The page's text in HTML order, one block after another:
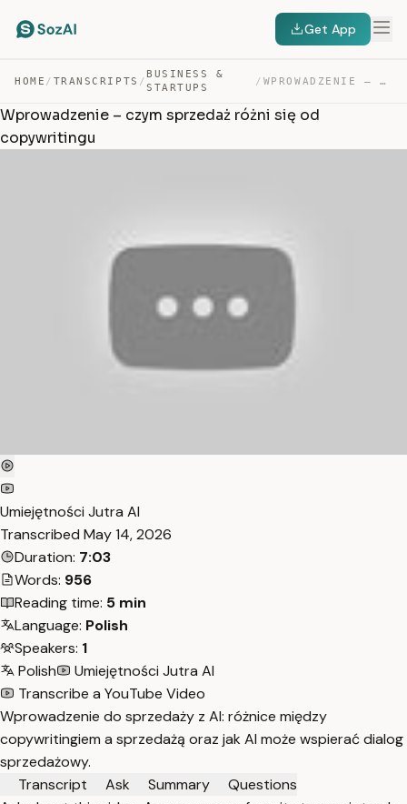
Get App
HOME / TRANSCRIPTS /
BUSINESS &
STARTUPS
/ WPROWADZENIE – CZYM SPRZEDAŻ RÓŻNI SIĘ OD COPYWRITINGU — TRANSCRIPT
Wprowadzenie – czym sprzedaż różni się od
copywritingu
Umiejętności Jutra AI
Transcribed May 14, 2026
Duration: 7:03
Words: 956
Reading time: 5 min
Language: Polish
Speakers: 1
Polish
Umiejętności Jutra AI
Transcribe a YouTube Video
Wprowadzenie do sprzedaży z AI: różnice między
copywritingiem a sprzedażą oraz jak AI może wspierać dialog
sprzedażowy.
Transcript
Ask Summary
Questions